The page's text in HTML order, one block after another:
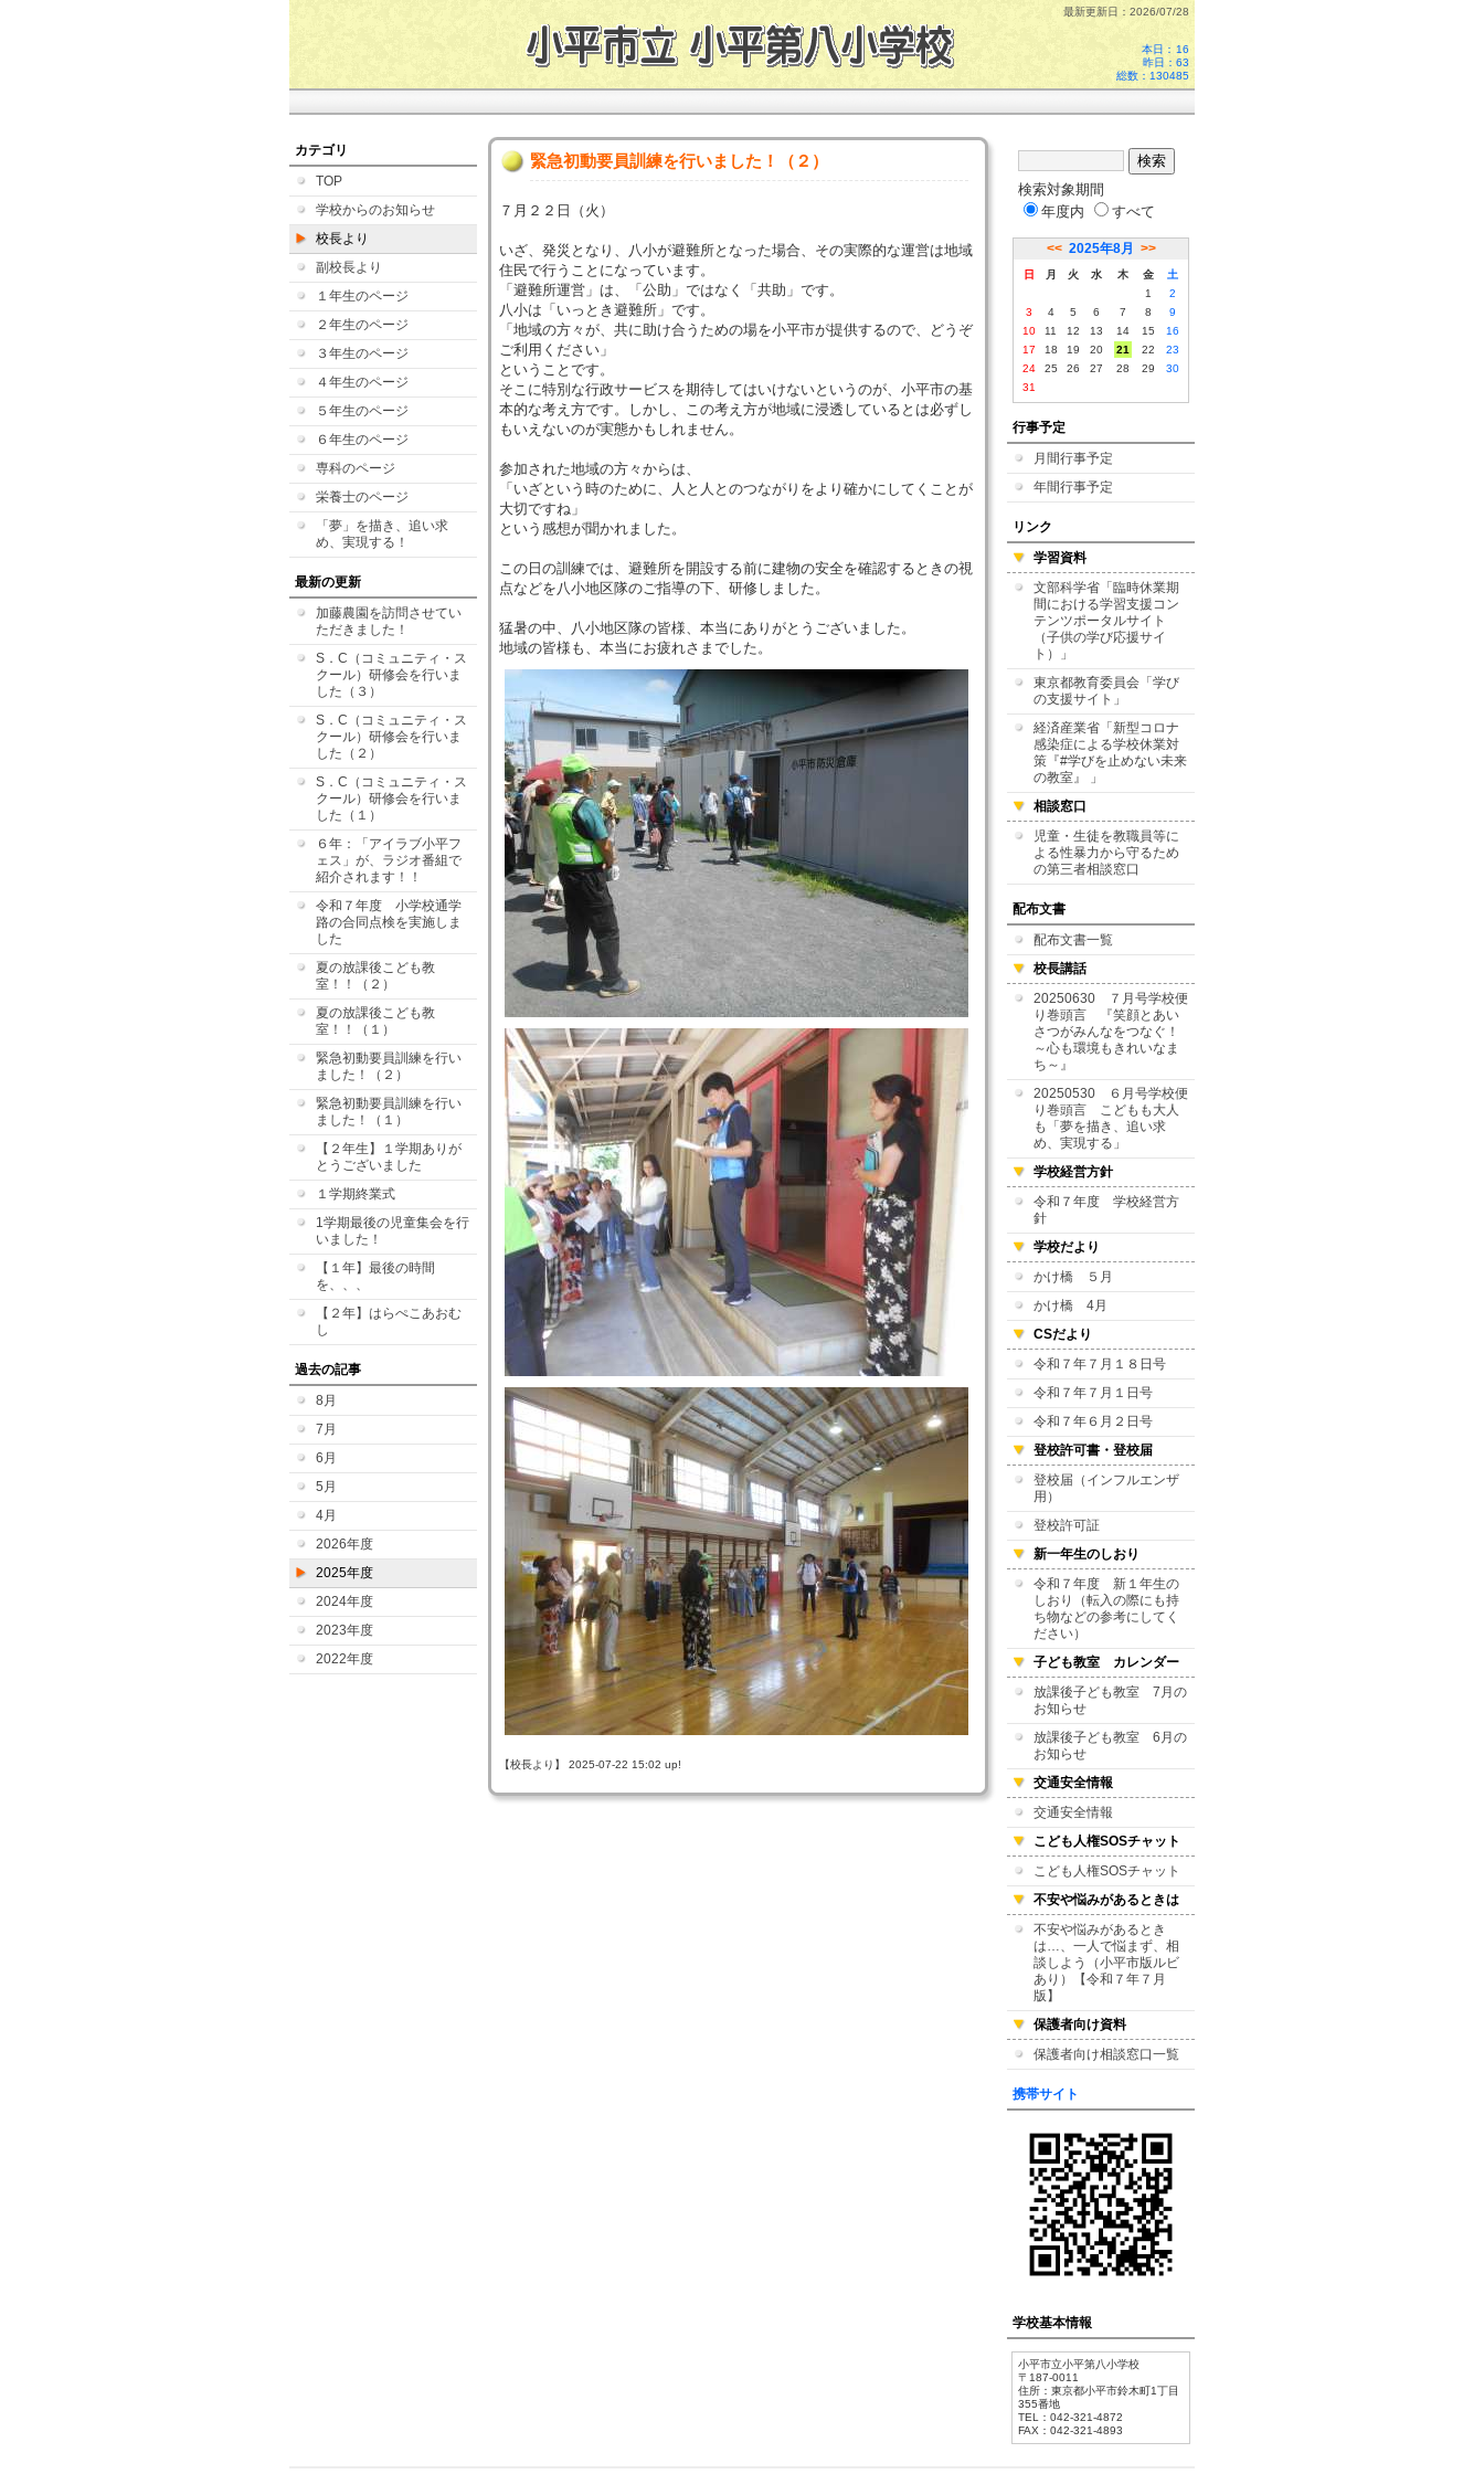
最新更新日：2026/07/28
本日： 16
昨日：63
総数：130485
カテゴリ
TOP
学校からのお知らせ
校長より
副校長より
１年生のページ
２年生のページ
３年生のページ
４年生のページ
５年生のページ
６年生のページ
専科のページ
栄養士のページ
「夢」を描き、追い求
め、実現する！
最新の更新
加藤農園を訪問させてい
ただきました！
S．C（コミュニティ・ス
クール）研修会を行いま
した（３）
S．C（コミュニティ・ス
クール）研修会を行いま
した（２）
S．C（コミュニティ・ス
クール）研修会を行いま
した（１）
６年：「アイラブ小平フ
ェス」が、ラジオ番組で
紹介されます！！
令和７年度 小学校通学
路の合同点検を実施しま
した
夏の放課後こども教
室！！（２）
夏の放課後こども教
室！！（１）
緊急初動要員訓練を行い
ました！（２）
緊急初動要員訓練を行い
ました！（１）
【２年生】１学期ありが
とうございました
１学期終業式
1学期最後の児童集会を行
いました！
【１年】最後の時間
を、、、
【２年】はらぺこあおむ
し
過去の記事
8月
7月
6月
5月
4月
2026年度
2025年度
2024年度
2023年度
2022年度
緊急初動要員訓練を行いました！（２）
７月２２日（火）
いざ、発災となり、八小が避難所となった場合、その実際的な運営は地域
住民で行うことになっています。
「避難所運営」は、「公助」ではなく「共助」です。
八小は「いっとき避難所」です。
「地域の方々が、共に助け合うための場を小平市が提供するので、どうぞ
ご利用ください」
ということです。
そこに特別な行政サービスを期待してはいけないというのが、小平市の基
本的な考え方です。しかし、この考え方が地域に浸透しているとは必ずし
もいえないのが実態かもしれません。
参加された地域の方々からは、
「いざという時のために、人と人とのつながりをより確かにしてくことが
大切ですね」
という感想が聞かれました。
この日の訓練では、避難所を開設する前に建物の安全を確認するときの視
点などを八小地区隊のご指導の下、研修しました。
猛暑の中、八小地区隊の皆様、本当にありがとうございました。
地域の皆様も、本当にお疲れさまでした。
【校長より】 2025-07-22 15:02 up!
検索対象期間
年度内
すべて
<< 2025年8月 >>
日 月 火 水 木 金
土
1
2
3
4 5 6 7 8
9
10
11 12 13 14 15
16
17
18 19 20 21 22
23
24
25 26 27 28 29
30
31
行事予定
月間行事予定
年間行事予定
リンク
学習資料
文部科学省「臨時休業期
間における学習支援コン
テンツポータルサイト
（子供の学び応援サイ
ト）」
東京都教育委員会「学び
の支援サイト」
経済産業省「新型コロナ
感染症による学校休業対
策『#学びを止めない未来
の教室』 」
相談窓口
児童・生徒を教職員等に
よる性暴力から守るため
の第三者相談窓口
配布文書
配布文書一覧
校長講話
20250630 ７月号学校便
り巻頭言 『笑顔とあい
さつがみんなをつなぐ！
～心も環境もきれいなま
ち～』
20250530 ６月号学校便
り巻頭言 こどもも大人
も「夢を描き、追い求
め、実現する」
学校経営方針
令和７年度 学校経営方
針
学校だより
かけ橋 ５月
かけ橋 4月
CSだより
令和７年７月１８日号
令和７年７月１日号
令和７年６月２日号
登校許可書・登校届
登校届（インフルエンザ
用）
登校許可証
新一年生のしおり
令和７年度 新１年生の
しおり（転入の際にも持
ち物などの参考にしてく
ださい）
子ども教室 カレンダー
放課後子ども教室 7月の
お知らせ
放課後子ども教室 6月の
お知らせ
交通安全情報
交通安全情報
こども人権SOSチャット
こども人権SOSチャット
不安や悩みがあるときは
不安や悩みがあるとき
は…、一人で悩まず、相
談しよう（小平市版ルビ
あり）【令和７年７月
版】
保護者向け資料
保護者向け相談窓口一覧
携帯サイト
学校基本情報
小平市立小平第八小学校
〒187-0011
住所：東京都小平市鈴木町1丁目
355番地
TEL：042-321-4872
FAX：042-321-4893